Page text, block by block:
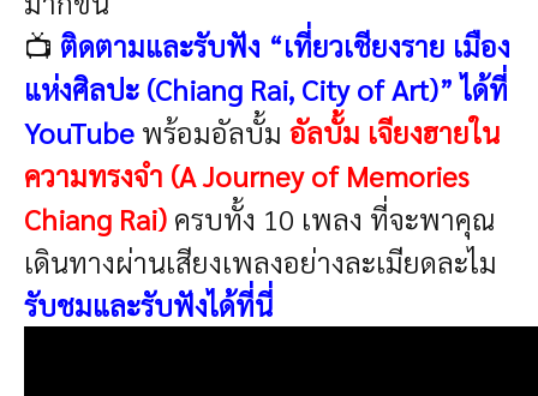
📺 ติดตามและรับฟัง “เที่ยวเชียงราย เมือง
แห่งศิลปะ (Chiang Rai, City of Art)” ได้ที่
YouTube พร้อมอัลบั้ม อัลบั้ม เจียงฮายใน
ความทรงจำ (A Journey of Memories
Chiang Rai) ครบทั้ง 10 เพลง ที่จะพาคุณ
เดินทางผ่านเสียงเพลงอย่างละเมียดละไม
รับชมและรับฟังได้ที่นี่